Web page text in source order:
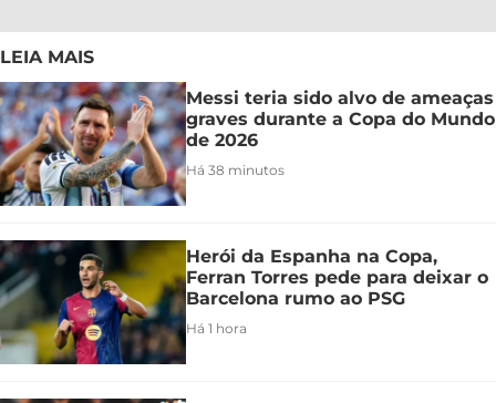
LEIA MAIS
Messi teria sido alvo de ameaças
graves durante a Copa do Mundo
de 2026
Há 38 minutos
Herói da Espanha na Copa,
Ferran Torres pede para deixar o
Barcelona rumo ao PSG
Há 1 hora